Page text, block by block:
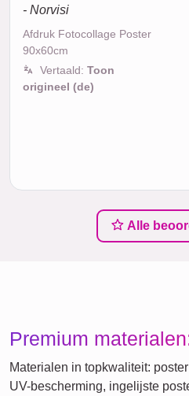
- Norvisi
Afdruk Fotocollage Poster
90x60cm
Vertaald: Toon
origineel (de)
Alle
Premium
Materialen in topkwaliteit:
UV-bescherming, ingelijste